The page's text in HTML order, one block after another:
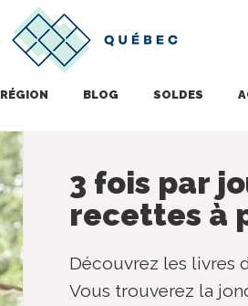
RÉGION BLOG SOLDES
3 fois par
recettes à
Découvrez les livres
Vous trouverez la